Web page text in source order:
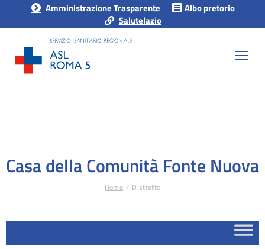
Amministrazione Trasparente
Albo pretorio
Salutelazio
Casa della Comunità Fonte Nuova
Home Distretto